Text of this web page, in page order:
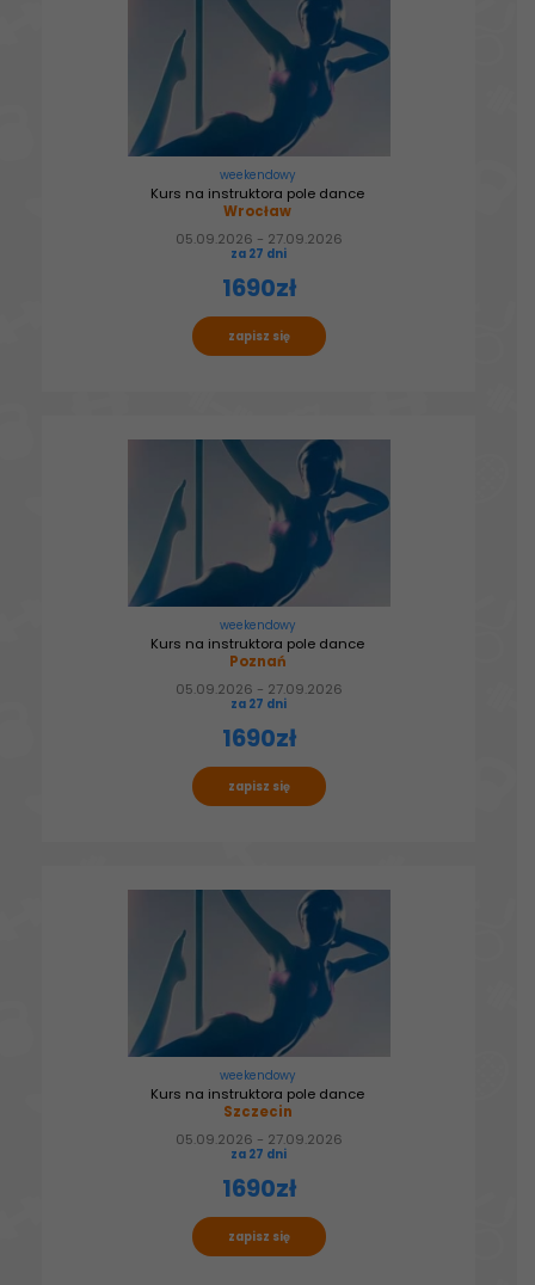
weekendowy
Kurs na instruktora pole dance
Wrocław
05.09.2026 - 27.09.2026
za 27 dni
1690zł
zapisz się
weekendowy
Kurs na instruktora pole dance
Poznań
05.09.2026 - 27.09.2026
za 27 dni
1690zł
zapisz się
weekendowy
Kurs na instruktora pole dance
Szczecin
05.09.2026 - 27.09.2026
za 27 dni
1690zł
zapisz się